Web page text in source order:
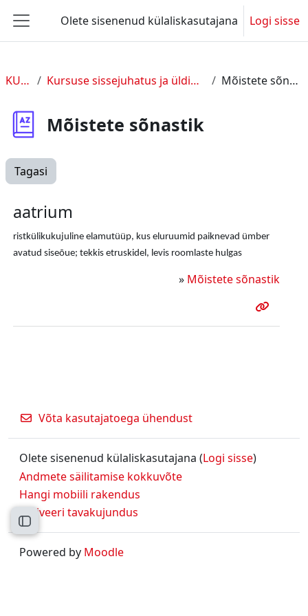
Küljepaneel
Olete sisenenud külaliskasutajana Logi sisse
Ava kursuse sisukord
KUL 2 Kursuse sissejuhatus ja üldine info Mõistete sõnastik
Mõistete sõnastik
Tagasi
aatrium
ristkülikukujuline elamutüüp, kus eluruumid paiknevad ümber
avatud siseõue; tekkis etruskidel, levis roomlaste hulgas
» Mõistete sõnastik
Võta kasutajatoega ühendust
Olete sisenenud külaliskasutajana (Logi sisse)
Andmete säilitamise kokkuvõte
Hangi mobiili rakendus
Aktiveeri tavakujundus
Powered by Moodle